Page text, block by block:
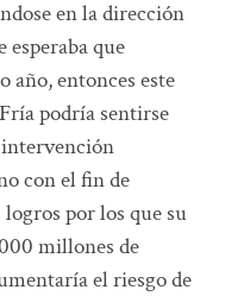
en la dirección
que
año, entonces este
podría sentirse
con el fin de
por los que su
millones de
el riesgo de